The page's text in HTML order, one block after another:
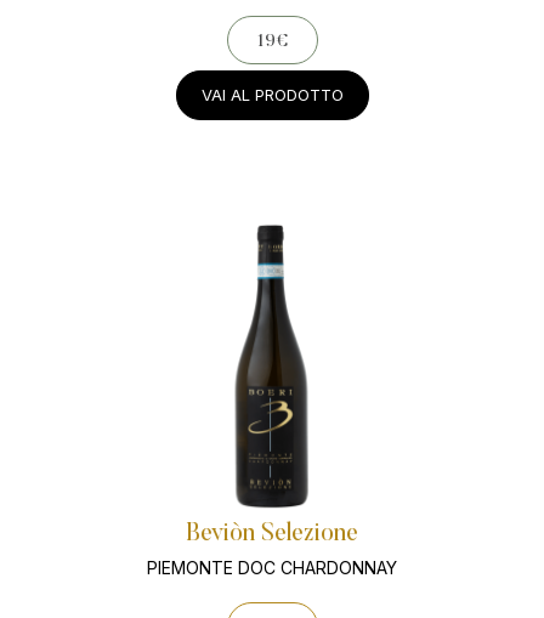
19€
VAI AL PRODOTTO
Beviòn Selezione
PIEMONTE DOC CHARDONNAY